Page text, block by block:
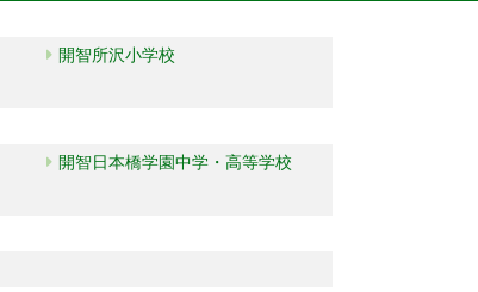
開智所沢小学校
開智日本橋学園中学・高等学校